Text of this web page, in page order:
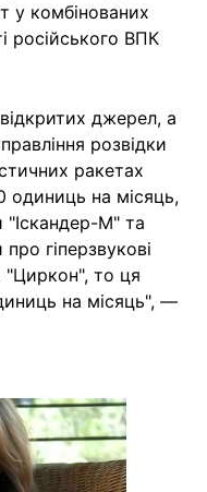
у комбінованих
російського ВПК
джерел, а
розвідки
ракетах
одиниць на місяць,
М" та
гіперзвукові
"Циркон", то ця
на місяць", —